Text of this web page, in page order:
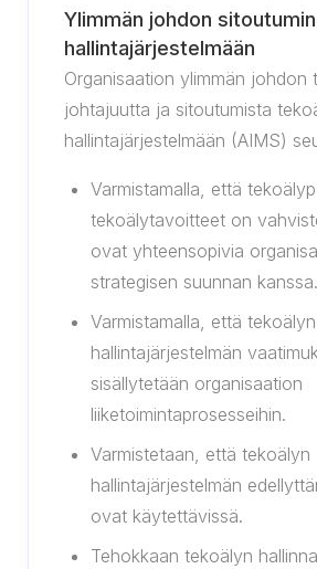
Ylimmän johdon
hallintajärjestelmään
Organisaation ylimmän johdon
johtajuutta ja sitoutumista
hallintajärjestelmään (AIMS)
Varmistamalla, että
tekoälytavoitteet on
ovat yhteensopivia
strategisen suunnan kanssa.
Varmistamalla, että tekoälyn
hallintajärjestelmän
sisällytetään organisaation
liiketoimintaprosesseihin.
Varmistetaan, että tekoälyn
hallintajärjestelmän
ovat käytettävissä.
Tehokkaan tekoälyn